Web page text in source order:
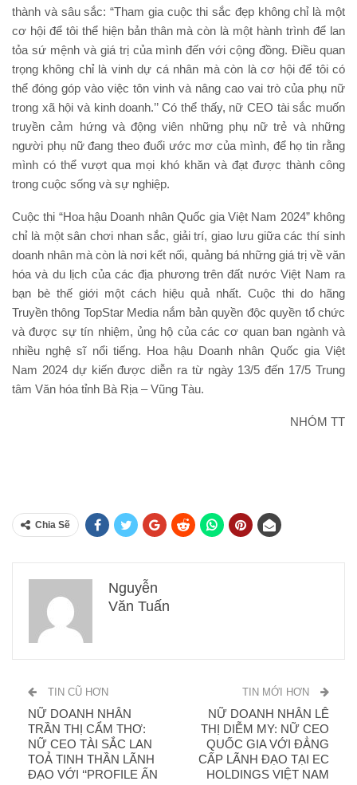
thành và sâu sắc: “Tham gia cuộc thi sắc đẹp không chỉ là một
cơ hội để tôi thể hiện bản thân mà còn là một hành trình để lan
tỏa sứ mệnh và giá trị của mình đến với cộng đồng. Điều quan
trọng không chỉ là vinh dự cá nhân mà còn là cơ hội để tôi có
thể đóng góp vào việc tôn vinh và nâng cao vai trò của phụ nữ
trong xã hội và kinh doanh.’’ Có thể thấy, nữ CEO tài sắc muốn
truyền cảm hứng và động viên những phụ nữ trẻ và những
người phụ nữ đang theo đuổi ước mơ của mình, để họ tin rằng
mình có thể vượt qua mọi khó khăn và đạt được thành công
trong cuộc sống và sự nghiệp.
Cuộc thi “Hoa hậu Doanh nhân Quốc gia Việt Nam 2024” không
chỉ là một sân chơi nhan sắc, giải trí, giao lưu giữa các thí sinh
doanh nhân mà còn là nơi kết nối, quảng bá những giá trị về văn
hóa và du lịch của các địa phương trên đất nước Việt Nam ra
bạn bè thế giới một cách hiệu quả nhất. Cuộc thi do hãng
Truyền thông TopStar Media nắm bản quyền độc quyền tổ chức
và được sự tín nhiệm, ủng hộ của các cơ quan ban ngành và
nhiều nghệ sĩ nổi tiếng. Hoa hậu Doanh nhân Quốc gia Việt
Nam 2024 dự kiến được diễn ra từ ngày 13/5 đến 17/5 Trung
tâm Văn hóa tỉnh Bà Rịa – Vũng Tàu.
NHÓM TT
Chia Sẽ
Nguyễn
Văn Tuấn
TIN CŨ HƠN
NỮ DOANH NHÂN
TRẦN THỊ CẨM THƠ:
NỮ CEO TÀI SẮC LAN
TOẢ TINH THẦN LÃNH
ĐẠO VỚI ‘‘PROFILE ẤN
TIN MỚI HƠN
NỮ DOANH NHÂN LÊ
THỊ DIỄM MY: NỮ CEO
QUỐC GIA VỚI ĐẲNG
CẤP LÃNH ĐẠO TẠI EC
HOLDINGS VIỆT NAM